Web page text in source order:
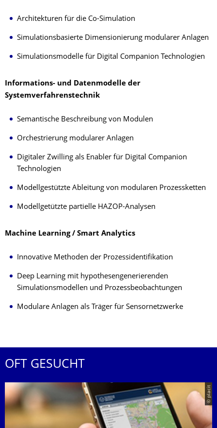
Architekturen für die Co-Simulation
Simulationsbasierte Dimensionierung modularer Anlagen
Simulationsmodelle für Digital Companion Technologien
Informations- und Datenmodelle der
Systemverfahrenstechnik
Semantische Beschreibung von Modulen
Orchestrierung modularer Anlagen
Digitaler Zwilling als Enabler für Digital Companion
Technologien
Modellgestützte Ableitung von modularen Prozessketten
Modellgetützte partielle HAZOP-Analysen
Machine Learning / Smart Analytics
Innovative Methoden der Prozessidentifikation
Deep Learning mit hypothesengenerierenden
Simulationsmodellen und Prozessbeobachtungen
Modulare Anlagen als Träger für Sensornetzwerke
OFT GESUCHT
© placit